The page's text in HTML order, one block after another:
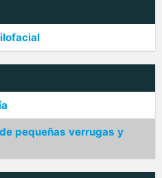
pequeñas verrugas y